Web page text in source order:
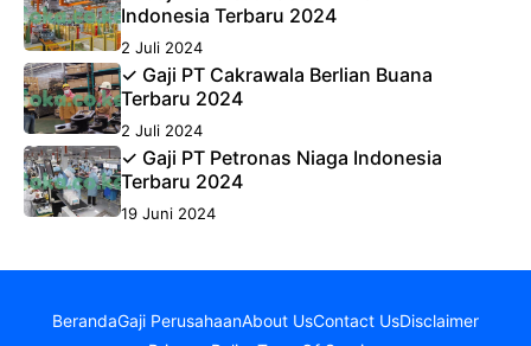
Indonesia Terbaru 2024
2 Juli 2024
✓ Gaji PT Cakrawala Berlian Buana
Terbaru 2024
2 Juli 2024
✓ Gaji PT Petronas Niaga Indonesia
Terbaru 2024
19 Juni 2024
BerandaGaji PerusahaanAbout UsContact UsDisclaimer